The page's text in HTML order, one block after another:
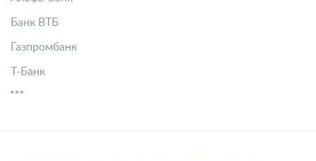
Банк ВТБ
Газпромбанк
Т-Банк